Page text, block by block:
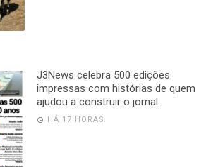
J3News celebra 500 edições
impressas com histórias de quem
ajudou a construir o jornal
HÁ 17 HORAS